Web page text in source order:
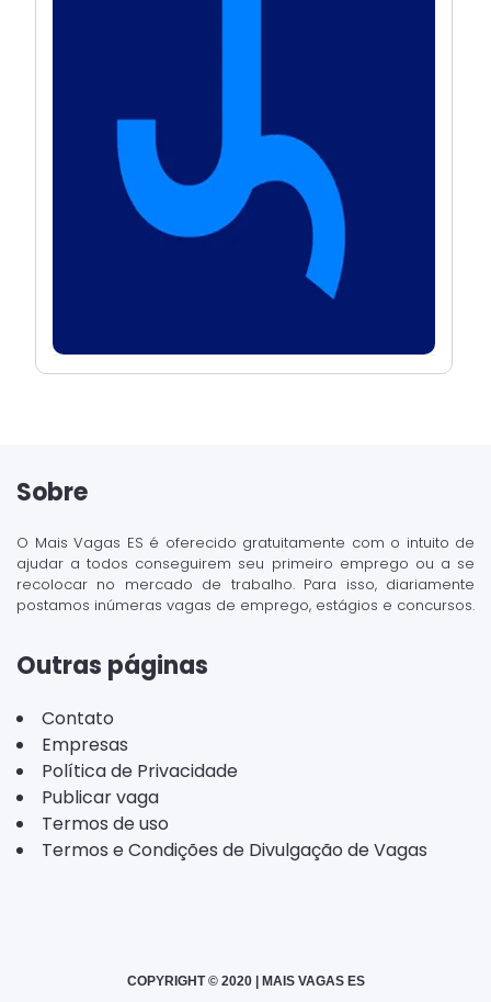
Sobre
O Mais Vagas ES é oferecido gratuitamente com o intuito de
ajudar a todos conseguirem seu primeiro emprego ou a se
recolocar no mercado de trabalho. Para isso, diariamente
postamos inúmeras vagas de emprego, estágios e concursos.
Outras páginas
Contato
Empresas
Política de Privacidade
Publicar vaga
Termos de uso
Termos e Condições de Divulgação de Vagas
COPYRIGHT © 2020 | MAIS VAGAS ES